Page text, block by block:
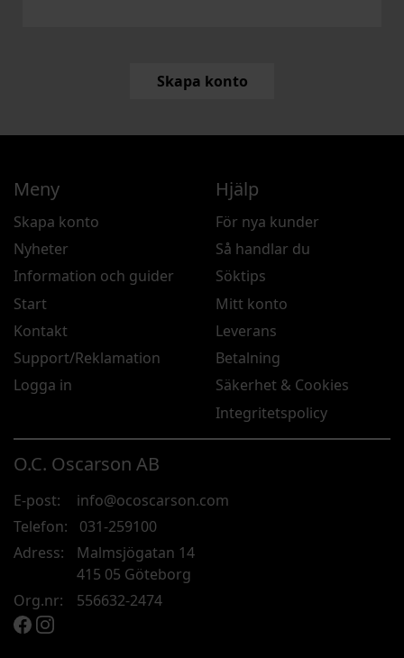
Skapa konto
O.C. Oscarson AB
E-post:
info@ocoscarson.com
Telefon:
031-259100
Adress:
Malmsjögatan 14
415 05 Göteborg
Org.nr:
556632-2474
Meny
Skapa konto
Nyheter
Information och guider
Start
Kontakt
Support/Reklamation
Logga in
Hjälp
För nya kunder
Så handlar du
Söktips
Mitt konto
Leverans
Betalning
Säkerhet & Cookies
Integritetspolicy